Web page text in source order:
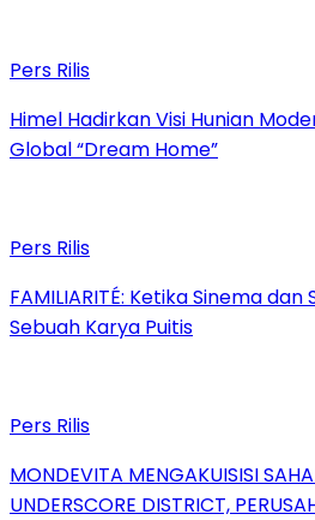
Pers Rilis
Himel Hadirkan Visi Hunian
Global “Dream Home”
Pers Rilis
FAMILIARITÉ: Ketika Sinema
Sebuah Karya Puitis
Pers Rilis
MONDEVITA MENGAKUISISI
UNDERSCORE DISTRICT,